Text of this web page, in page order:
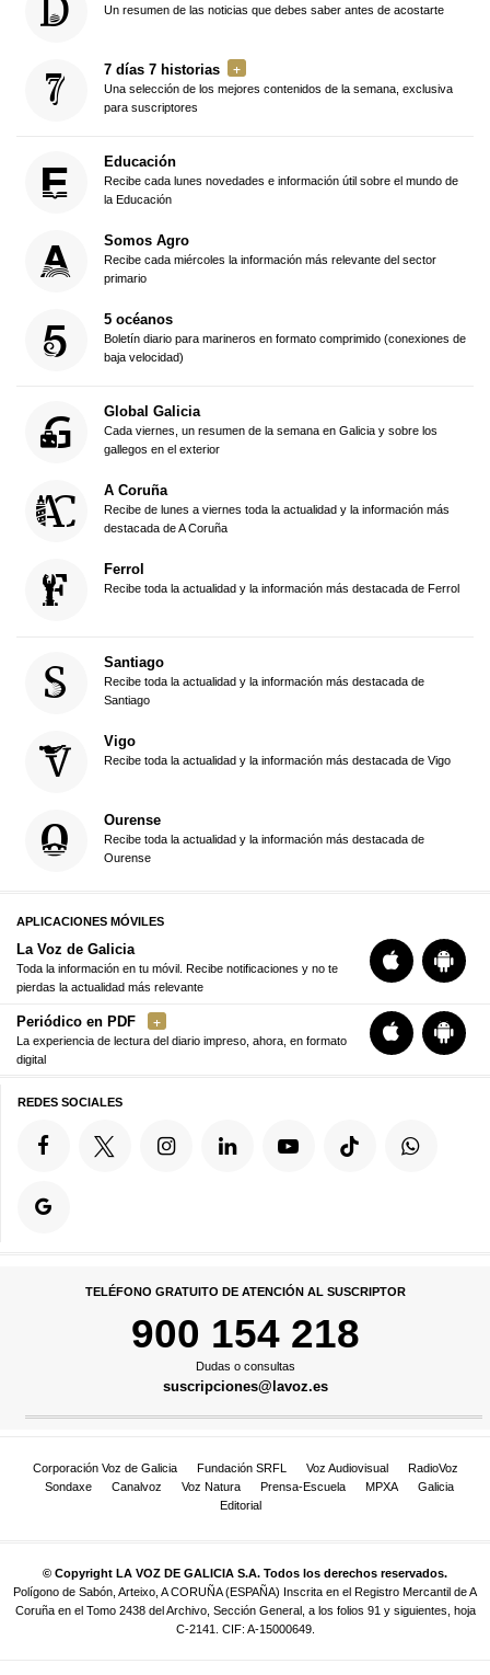
Un resumen de las noticias que debes saber antes de acostarte
7 días 7 historias
Una selección de los mejores contenidos de la semana, exclusiva
para suscriptores
Educación
Recibe cada lunes novedades e información útil sobre el mundo de
la Educación
Somos Agro
Recibe cada miércoles la información más relevante del sector
primario
5 océanos
Boletín diario para marineros en formato comprimido (conexiones de
baja velocidad)
Global Galicia
Cada viernes, un resumen de la semana en Galicia y sobre los
gallegos en el exterior
A Coruña
Recibe de lunes a viernes toda la actualidad y la información más
destacada de A Coruña
Ferrol
Recibe toda la actualidad y la información más destacada de Ferrol
Santiago
Recibe toda la actualidad y la información más destacada de
Santiago
Vigo
Recibe toda la actualidad y la información más destacada de Vigo
Ourense
Recibe toda la actualidad y la información más destacada de
Ourense
APLICACIONES MÓVILES
La Voz de Galicia
Toda la información en tu móvil. Recibe notificaciones y no te
pierdas la actualidad más relevante
Periódico en PDF
La experiencia de lectura del diario impreso, ahora, en formato
digital
REDES SOCIALES
TELÉFONO GRATUITO DE ATENCIÓN AL SUSCRIPTOR
900 154 218
Dudas o consultas
suscripciones@lavoz.es
Corporación Voz de Galicia Fundación SRFL Voz Audiovisual
RadioVoz
Sondaxe
Canalvoz Voz Natura Prensa-Escuela MPXA
Galicia
Editorial
© Copyright LA VOZ DE GALICIA S.A. Todos los derechos reservados.
Polígono de Sabón, Arteixo, A CORUÑA (ESPAÑA) Inscrita en el Registro Mercantil de A
Coruña en el Tomo 2438 del Archivo, Sección General, a los folios 91 y siguientes, hoja
C-2141. CIF: A-15000649.